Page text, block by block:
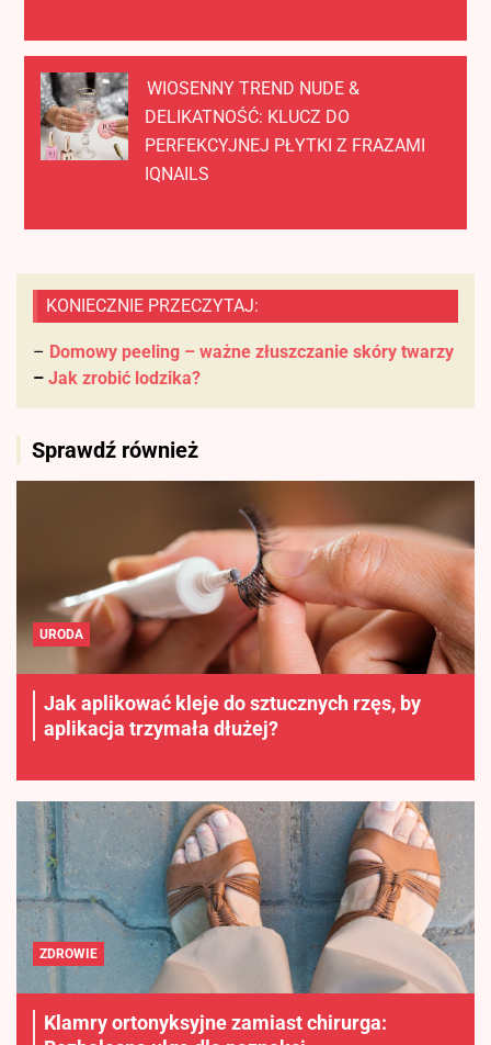
WIOSENNY TREND NUDE &
DELIKATNOŚĆ: KLUCZ DO
PERFEKCYJNEJ PŁYTKI Z FRAZAMI
IQNAILS
KONIECZNIE PRZECZYTAJ:
– Domowy peeling – ważne złuszczanie skóry twarzy
– Jak zrobić lodzika?
Sprawdź również
URODA
Jak aplikować kleje do sztucznych rzęs, by
aplikacja trzymała dłużej?
ZDROWIE
Klamry ortonyksyjne zamiast chirurga: